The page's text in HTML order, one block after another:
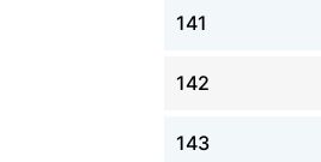
141
142
143